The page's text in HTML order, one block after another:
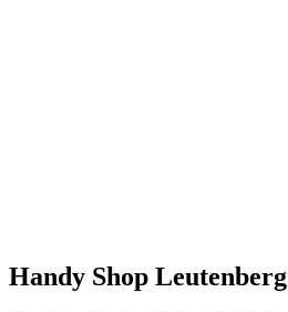
Handy Shop Leutenberg